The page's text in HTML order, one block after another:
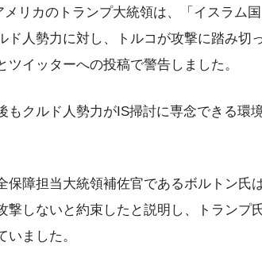
メリカのトランプ大統領は、「イスラム
ド人勢力に対し、トルコが攻撃に踏み切
ツイッターへの投稿で警告しました。
もクルド人勢力がIS掃討に専念できる環
保障担当大統領補佐官であるボルトン氏
撃しないと約束したと説明し、トランプ
いました。